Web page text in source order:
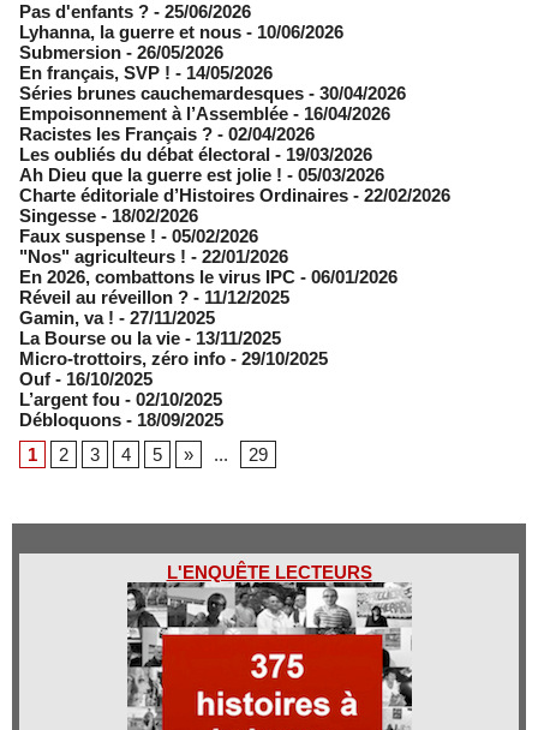
Pas d'enfants ? - 25/06/2026
​Lyhanna, la guerre et nous - 10/06/2026
Submersion - 26/05/2026
En français, SVP ! - 14/05/2026
​Séries brunes cauchemardesques - 30/04/2026
Empoisonnement à l’Assemblée­ - 16/04/2026
Racistes les Français ? - 02/04/2026
​Les oubliés du débat électoral - 19/03/2026
Ah Dieu que la guerre est jolie ! - 05/03/2026
Charte éditoriale d’Histoires Ordinaires - 22/02/2026
Singesse - 18/02/2026
Faux suspense ! - 05/02/2026
"Nos" agriculteurs ! - 22/01/2026
En 2026, combattons le virus IPC - 06/01/2026
Réveil au réveillon ? - 11/12/2025
Gamin, va ! - 27/11/2025
​La Bourse ou la vie - 13/11/2025
Micro-trottoirs, zéro info - 29/10/2025
Ouf - 16/10/2025
L’argent fou - 02/10/2025
Débloquons - 18/09/2025
1
2 3 4 5 » ... 29
L'ENQUÊTE LECTEURS